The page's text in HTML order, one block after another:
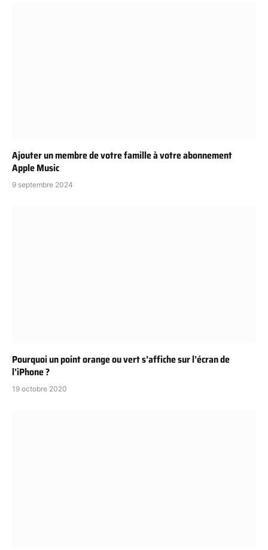
Ajouter un membre de votre famille à votre abonnement
Apple Music
9 septembre 2024
Pourquoi un point orange ou vert s’affiche sur l’écran de
l’iPhone ?
19 octobre 2020